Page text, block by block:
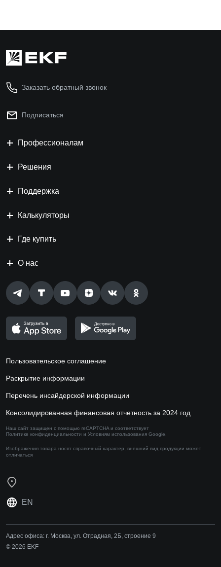
Заказать обратный звонок
Подписаться
Профессионалам
Решения
Поддержка
Калькуляторы
Где купить
О нас
Пользовательское соглашение
Раскрытие информации
Перечень инсайдерской информации
Консолидированная финансовая отчетность за 2024 год
Наш сайт защищен с помощью reCAPTCHA и соответствует
Политике конфиденциальности и Условиям использования Google.
Изображения товара носят справочный характер, внешний вид продукции может
отличаться
EN
Адрес офиса: г. Москва, ул. Отрадная, 2Б, строение 9
© 2026 EKF